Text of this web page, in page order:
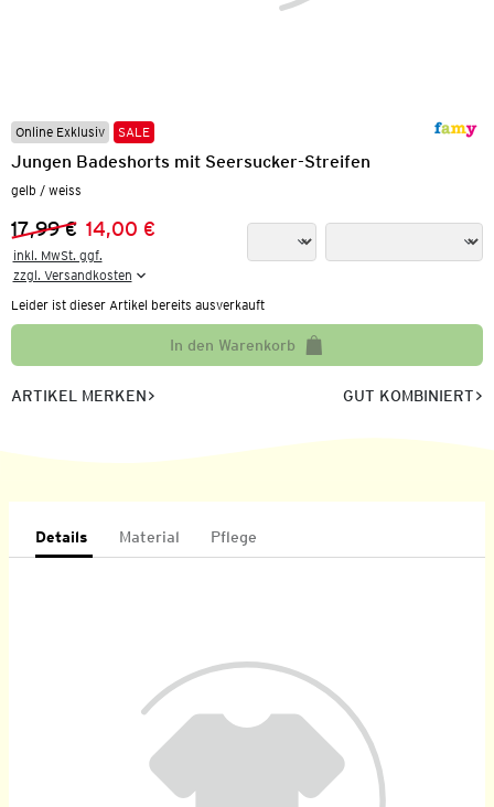
Online Exklusiv SALE
Jungen Badeshorts mit Seersucker-Streifen
gelb / weiss
Vorheriger Preis:
17,99 €
Neuer Preis:
14,00 €
inkl. MwSt. ggf.
zzgl. Versandkosten
Leider ist dieser Artikel bereits ausverkauft
In den Warenkorb
ARTIKEL MERKEN GUT KOMBINIERT
Details Material Pflege